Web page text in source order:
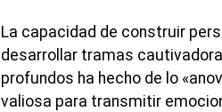
La capacidad de construir
desarrollar tramas
profundos ha hecho de lo
valiosa para transmitir